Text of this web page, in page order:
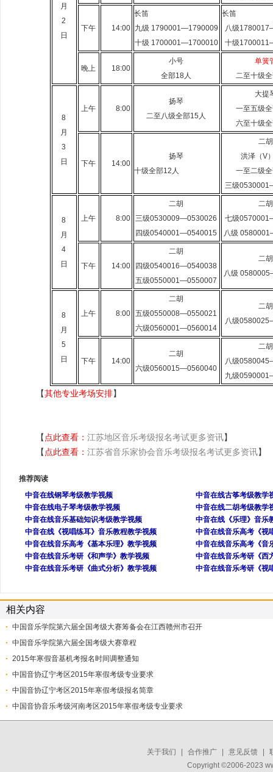
月
2
日
下午 14:00
长笛
九级 1790001—1790009
十级 1700001—1700010
长笛
八级
十级
晚上 18:00
小号
全部18人
单簧
二至十级
8
月
3
日
上午 8:00
扬琴
二至八级全部15人
大提
一至五级
六至十级
下午 14:00
扬琴
十级全部12人
二胡
洪泽（V
一至二级
三级
8
月
4
日
上午 8:00
二胡
三级0530009—0530026
四级0540001—0540015
二胡
七级
八级
下午 14:00
二胡
四级0540016—0540038
五级0550001—0550007
二胡
八级
8
月
5
日
上午 8:00
二胡
五级0550008—0550021
六级0560001—0560014
二胡
八级
下午 14:00
二胡
六级0560015—0560040
二胡
八级
九级
【其他专业考场安排】
【 点此查看： 江苏地区音乐考级报名考试更多资讯】
【 点此查看： 江苏省音乐家协会音乐考级报名考试更多资讯】
推荐阅读
中音在线钢琴考级教学视频
中音在线古筝考级教学
中音在线电子琴考级教学视频
中音在线二胡考级教学
中音在线音乐基础知识考级教学视频
中音在线《乐理》音乐
中音在线《视唱练耳》音乐教程教学视频
中音在线音乐高考《视
中音在线音乐高考《基本乐理》教学视频
中音在线音乐高考《音
中音在线音乐考研《和声学》教学视频
中音在线音乐考研《西
中音在线音乐考研《曲式分析》教学视频
中音在线音乐考研《视
相关内容
中国音乐学院第六届全国考级大赛筹备会在江西赣州市召开
中国音乐学院第六届全国考级大赛章程
2015年寒假音基机考报名时间调整通知
中国音协辽宁考区2015年寒假考级专业要求
中国音协辽宁考区2015年寒假考级报名简章
中国音协音乐考级河南考区2015年寒假考级专业要求
关于我们 合作推广 意见反馈
Copyright ©2006-2023